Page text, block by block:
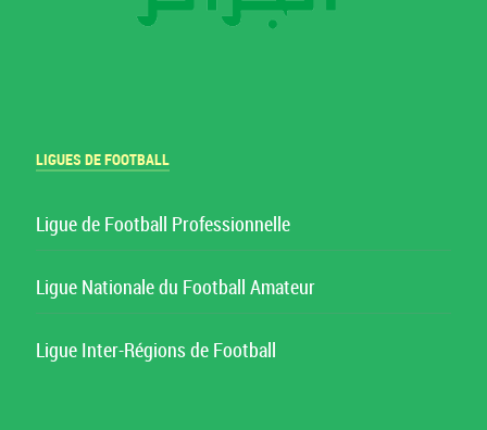
LIGUES DE FOOTBALL
Ligue de Football Professionnelle
Ligue Nationale du Football Amateur
Ligue Inter-Régions de Football